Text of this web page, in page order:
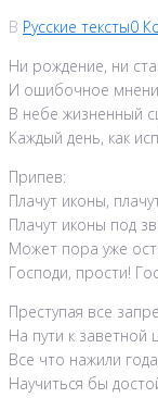
В Русские тексты0
Ни рождение, ни
И ошибочное
В небе жизненный
Каждый день, как
Припев:
Плачут иконы,
Плачут иконы под
Может пора уже
Господи, прости!
Преступая все
На пути к
Все что нажили
Научиться бы